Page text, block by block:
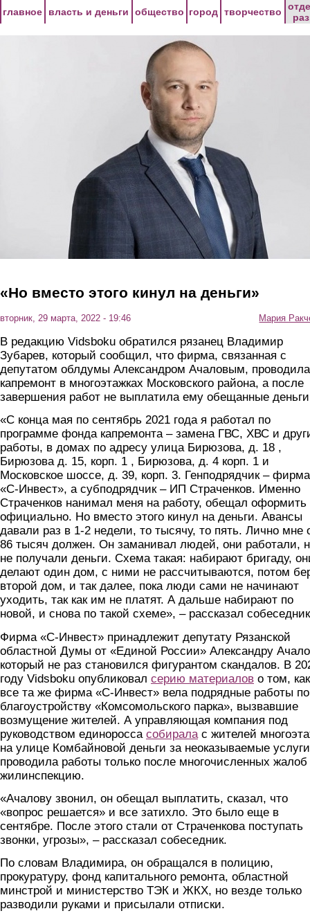
главное власть и деньги общество город творчество
«Но вместо этого кинул на деньги»
вторник, 29 марта, 2022 - 19:46 Мария
В редакцию Vidsboku обратился рязанец Владимир
Зубарев, который сообщил, что фирма, связанная с
депутатом облдумы Александром Ачаловым, проводила
капремонт в многоэтажках Московского района, а после
завершения работ не выплатила ему обещанные
«С конца мая по сентябрь 2021 года я работал по
программе фонда капремонта – замена ГВС, ХВС и
работы, в домах по адресу улица Бирюзова, д. 18 ,
Бирюзова д. 15, корп. 1 , Бирюзова, д. 4 корп. 1 и
Московское шоссе, д. 39, корп. 3. Генподрядчик – фирма
«С-Инвест», а субподрядчик – ИП Страченков. Именно
Страченков нанимал меня на работу, обещал оформить
официально. Но вместо этого кинул на деньги. Авансы
давали раз в 1-2 недели, то тысячу, то пять. Лично мне
86 тысяч должен. Он заманивал людей, они работали,
не получали деньги. Схема такая: набирают бригаду,
делают один дом, с ними не рассчитываются, потом
второй дом, и так далее, пока люди сами не начинают
уходить, так как им не платят. А дальше набирают по
новой, и снова по такой схеме», – рассказал
Фирма «С-Инвест» принадлежит депутату Рязанской
областной Думы от «Единой России» Александру
который не раз становился фигурантом скандалов. В
году Vidsboku опубликовал серию материалов о том, как
все та же фирма «С-Инвест» вела подрядные работы по
благоустройству «Комсомольского парка», вызвавшие
возмущение жителей. А управляющая компания под
руководством единоросса собирала с жителей
на улице Комбайновой деньги за неоказываемые
проводила работы только после многочисленных жалоб
жилинспекцию.
«Ачалову звонил, он обещал выплатить, сказал, что
«вопрос решается» и все затихло. Это было еще в
сентябре. После этого стали от Страченкова поступать
звонки, угрозы», – рассказал собеседник.
По словам Владимира, он обращался в полицию,
прокуратуру, фонд капитального ремонта, областной
минстрой и министерство ТЭК и ЖКХ, но везде только
разводили руками и присылали отписки.